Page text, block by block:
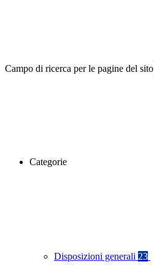
Campo di ricerca per le pagine del sito
Categorie
Disposizioni generali 23